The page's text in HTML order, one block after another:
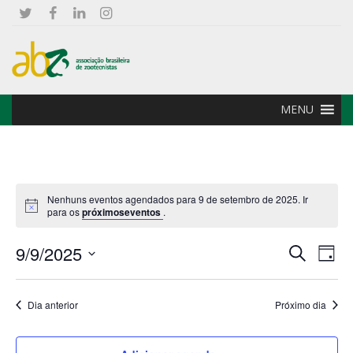
MENU
Notice
Nenhuns eventos agendados para 9 de setembro de 2025. Ir
para ospróximoseventos .
e
de
Procurar
do
Dia
9/9/2025
data.Dia anterior Próximo dia